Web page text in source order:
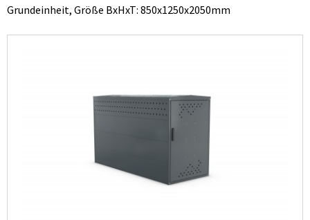
Grundeinheit, Größe BxHxT: 850x1250x2050mm